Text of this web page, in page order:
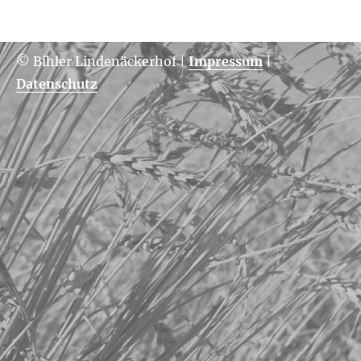
© Bihler Lindenäckerhof|Impressum|
Datenschutz